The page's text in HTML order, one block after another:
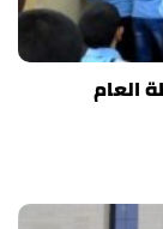
خريطة العام